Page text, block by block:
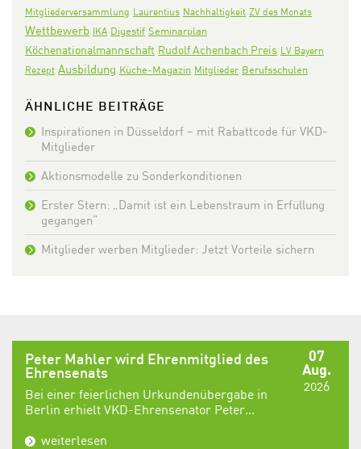
Mitgliederversammlung Laurentius Nachhaltigkeit ZV des Monats
Wettbewerb IKA Digestif Seminarplan
Köchenationalmannschaft Rudolf Achenbach Preis LV Bayern
Rezept Ausbildung Küche-Magazin Mitglieder Berufsschulen
ÄHNLICHE BEITRÄGE
Inspirationen in Düsseldorf – mit Rabattcode für VKD-
Mitglieder
Aktionsmodelle zu Sonderkonditionen
Erster Stern: „Damit ist ein Lebenstraum in Erfüllung
gegangen“
Mitglieder werben Mitglieder: Jetzt Vorteile sichern
07
Aug.
2026
Peter Mahler wird Ehrenmitglied des
Ehrensenats
Bei einer feierlichen Urkundenübergabe in
Berlin erhielt VKD-Ehrensenator Peter...
weiterlesen